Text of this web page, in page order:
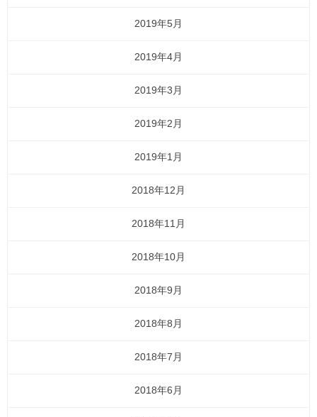
2019年5月
2019年4月
2019年3月
2019年2月
2019年1月
2018年12月
2018年11月
2018年10月
2018年9月
2018年8月
2018年7月
2018年6月